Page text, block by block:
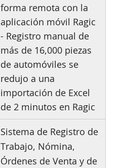
forma remota con la
aplicación móvil Ragic
- Registro manual de
más de 16,000 piezas
de automóviles se
redujo a una
importación de Excel
de 2 minutos en Ragic
Sistema de Registro de
Trabajo, Nómina,
Órdenes de Venta y de